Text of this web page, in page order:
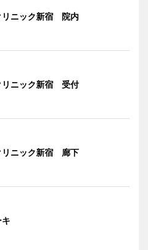
リニック新宿 院内
リニック新宿 受付
リニック新宿 廊下